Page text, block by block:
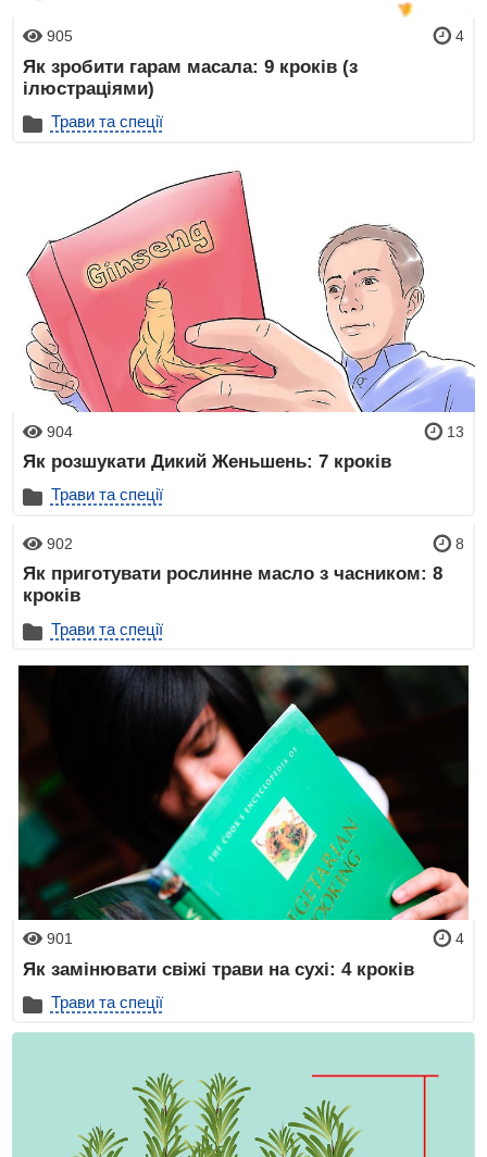
905 4
Як зробити гарам масала: 9 кроків (з
ілюстраціями)
Трави та спеції
904 13
Як розшукати Дикий Женьшень: 7 кроків
Трави та спеції
902 8
Як приготувати рослинне масло з часником: 8
кроків
Трави та спеції
901 4
Як замінювати свіжі трави на сухі: 4 кроків
Трави та спеції